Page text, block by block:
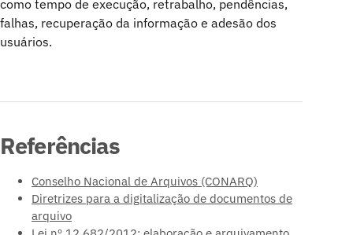
como tempo de execução, retrabalho, pendências,
falhas, recuperação da informação e adesão dos
usuários.
Referências
Conselho Nacional de Arquivos (CONARQ)
Diretrizes para a digitalização de documentos de
arquivo